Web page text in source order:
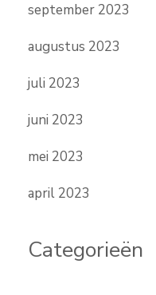
september 2023
augustus 2023
juli 2023
juni 2023
mei 2023
april 2023
Categorieën